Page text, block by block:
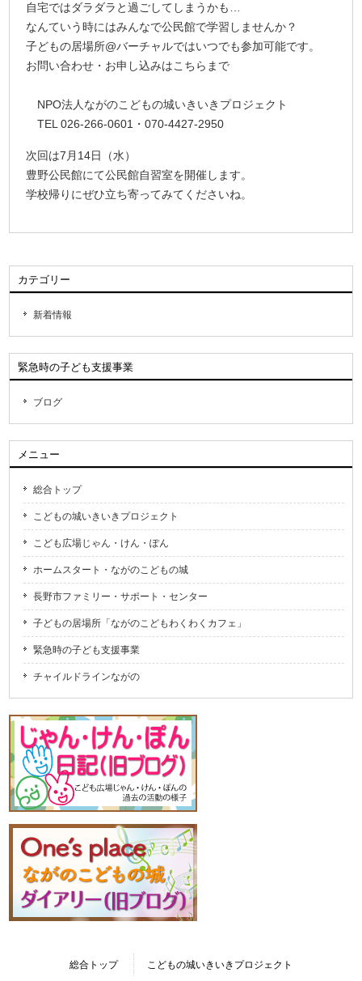
自宅ではダラダラと過ごしてしまうかも…
なんていう時にはみんなで公民館で学習しませんか？
子どもの居場所@バーチャルではいつでも参加可能です。
お問い合わせ・お申し込みはこちらまで
NPO法人ながのこどもの城いきいきプロジェクト
TEL 026-266-0601・070-4427-2950
次回は7月14日（水）
豊野公民館にて公民館自習室を開催します。
学校帰りにぜひ立ち寄ってみてくださいね。
カテゴリー
新着情報
緊急時の子ども支援事業
ブログ
メニュー
総合トップ
こどもの城いきいきプロジェクト
こども広場じゃん・けん・ぽん
ホームスタート・ながのこどもの城
長野市ファミリー・サポート・センター
子どもの居場所「ながのこどもわくわくカフェ」
緊急時の子ども支援事業
チャイルドラインながの
総合トップ こどもの城いきいきプロジェクト